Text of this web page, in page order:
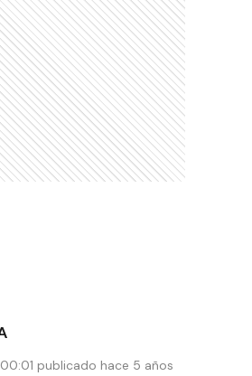
publicado hace 5 años